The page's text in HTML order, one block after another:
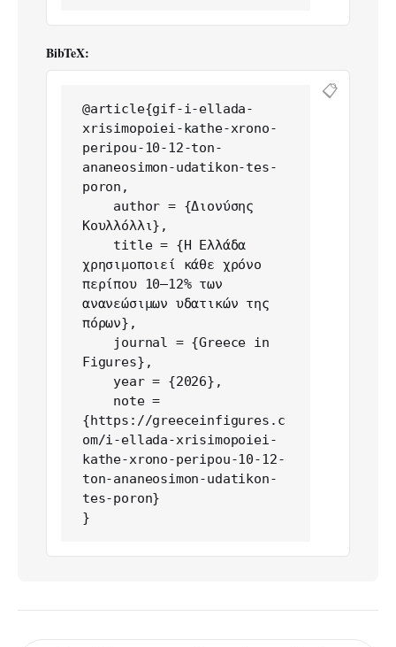
BibTeX:
@article{gif-i-ellada-
xrisimopoiei-kathe-xrono-
peripou-10-12-ton-
ananeosimon-udatikon-tes-
poron,
Κουλλόλλι},
χρησιμοποιεί κάθε χρόνο
περίπου 10–12% των
ανανεώσιμων υδατικών της
πόρων},
Figures},
{https://greeceinfigures.c
om/i-ellada-xrisimopoiei-
kathe-xrono-peripou-10-12-
ton-ananeosimon-udatikon-
tes-poron}
}
📋